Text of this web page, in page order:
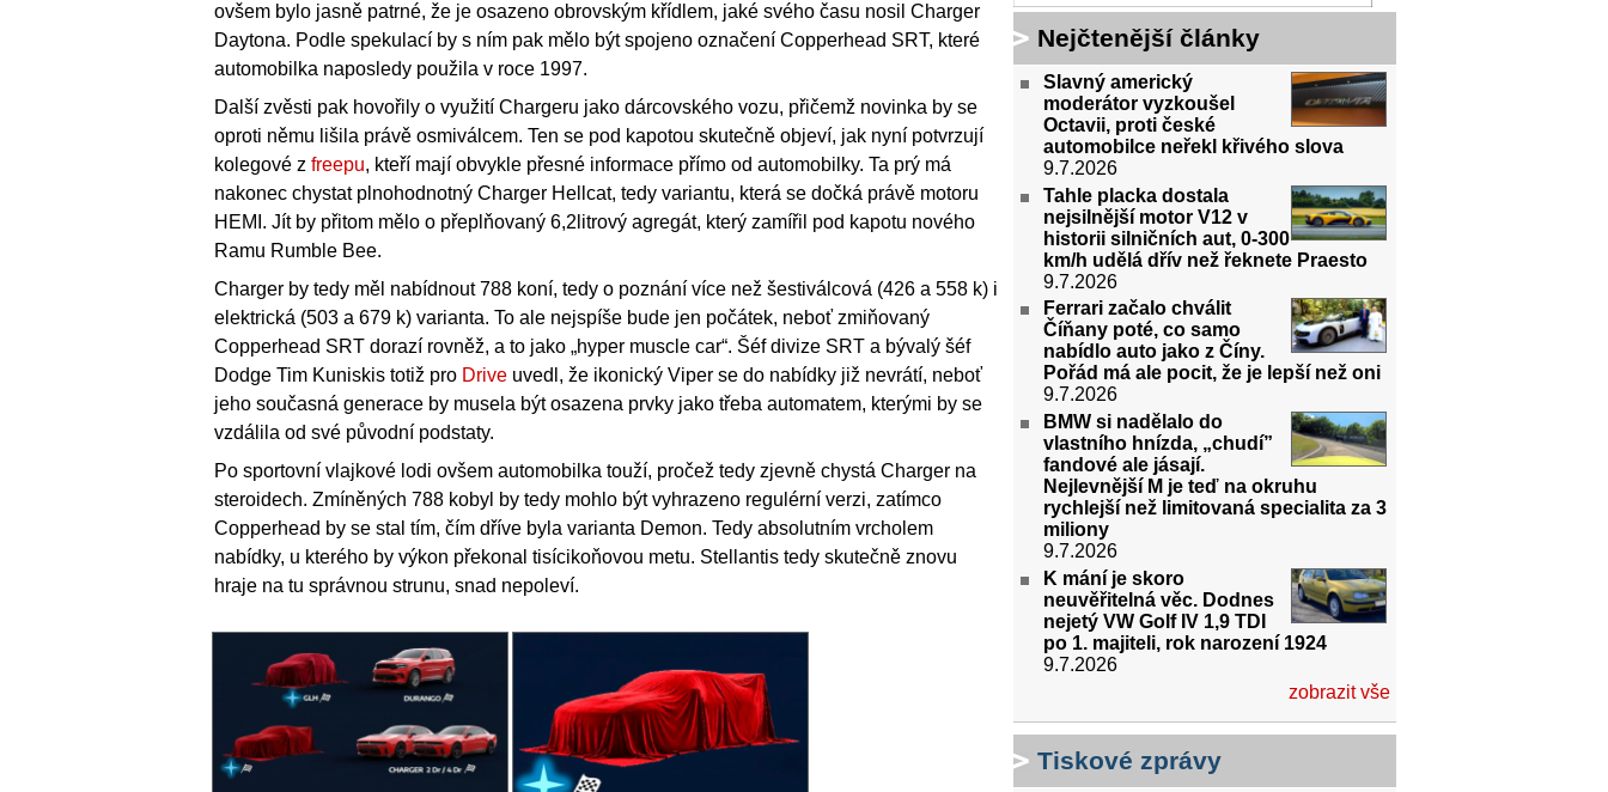
ovšem bylo jasně patrné, že je osazeno obrovským křídlem, jaké svého času nosil Charger
Daytona. Podle spekulací by s ním pak mělo být spojeno označení Copperhead SRT, které
automobilka naposledy použila v roce 1997.
Další zvěsti pak hovořily o využití Chargeru jako dárcovského vozu, přičemž novinka by se
oproti němu lišila právě osmiválcem. Ten se pod kapotou skutečně objeví, jak nyní potvrzují
kolegové z freepu, kteří mají obvykle přesné informace přímo od automobilky. Ta prý má
nakonec chystat plnohodnotný Charger Hellcat, tedy variantu, která se dočká právě motoru
HEMI. Jít by přitom mělo o přeplňovaný 6,2litrový agregát, který zamířil pod kapotu nového
Ramu Rumble Bee.
Charger by tedy měl nabídnout 788 koní, tedy o poznání více než šestiválcová (426 a 558 k) i
elektrická (503 a 679 k) varianta. To ale nejspíše bude jen počátek, neboť zmiňovaný
Copperhead SRT dorazí rovněž, a to jako „hyper muscle car“. Šéf divize SRT a bývalý šéf
Dodge Tim Kuniskis totiž pro Drive uvedl, že ikonický Viper se do nabídky již nevrátí, neboť
jeho současná generace by musela být osazena prvky jako třeba automatem, kterými by se
vzdálila od své původní podstaty.
Po sportovní vlajkové lodi ovšem automobilka touží, pročež tedy zjevně chystá Charger na
steroidech. Zmíněných 788 kobyl by tedy mohlo být vyhrazeno regulérní verzi, zatímco
Copperhead by se stal tím, čím dříve byla varianta Demon. Tedy absolutním vrcholem
nabídky, u kterého by výkon překonal tisícikoňovou metu. Stellantis tedy skutečně znovu
hraje na tu správnou strunu, snad nepoleví.
Nejčtenější články
Slavný americký
moderátor vyzkoušel
Octavii, proti české
automobilce neřekl křivého slova
9.7.2026
Tahle placka dostala
nejsilnější motor V12 v
historii silničních aut, 0-300
km/h udělá dřív než řeknete Praesto
9.7.2026
Ferrari začalo chválit
Číňany poté, co samo
nabídlo auto jako z Číny.
Pořád má ale pocit, že je lepší než oni
9.7.2026
BMW si nadělalo do
vlastního hnízda, „chudí”
fandové ale jásají.
Nejlevnější M je teď na okruhu
rychlejší než limitovaná specialita za 3
miliony
9.7.2026
K mání je skoro
neuvěřitelná věc. Dodnes
nejetý VW Golf IV 1,9 TDI
po 1. majiteli, rok narození 1924
9.7.2026
zobrazit vše
Tiskové zprávy